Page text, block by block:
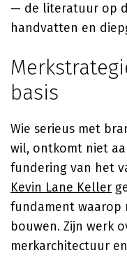
— de literatuur op
handvatten en
basis
Wie serieus met
wil, ontkomt niet
fundering van het
Kevin Lane Keller
fundament waarop
bouwen. Zijn werk
merkarchitectuur